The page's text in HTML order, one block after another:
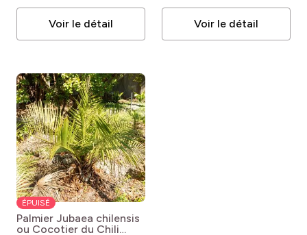
Voir le détail Voir le détail
ÉPUISÉ
Palmier Jubaea chilensis
ou Cocotier du Chili